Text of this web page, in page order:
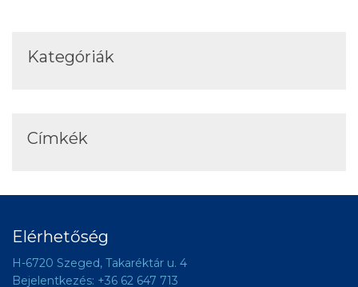
Kategóriák
Címkék
Elérhetőség
H-6720 Szeged, Takaréktár u. 4
Bejelentkezés: +36 62 647 713